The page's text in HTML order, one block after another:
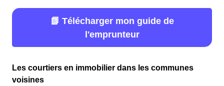
📗 Télécharger mon guide de
l'emprunteur
Les courtiers en immobilier dans les communes
voisines